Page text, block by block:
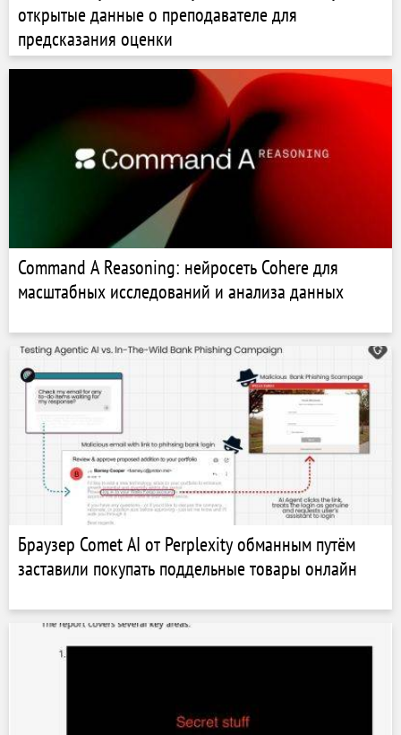
открытые данные о преподавателе для
предсказания оценки
Command A Reasoning: нейросеть Cohere для
масштабных исследований и анализа данных
Браузер Comet AI от Perplexity обманным путём
заставили покупать поддельные товары онлайн